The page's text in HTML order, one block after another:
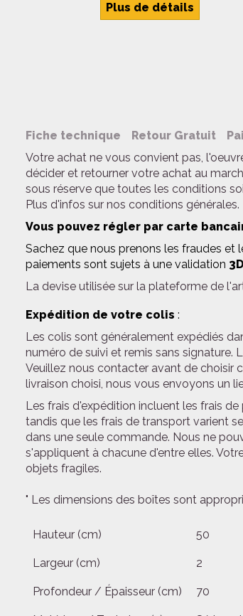
Plus de détails
Fiche technique Retour Gratuit
Votre achat ne vous convient pas,
décider et retourner votre achat au
sous réserve que toutes les conditions
Plus d'infos sur nos conditions générales.
Vous pouvez régler par carte
Sachez que nous prenons les fraudes et
paiements sont sujets à une validation
La devise utilisée sur la plateforme de
Expédition de votre colis :
Les colis sont généralement expédiés
numéro de suivi et remis sans signature.
Veuillez nous contacter avant de choisir
livraison choisi, nous vous envoyons un
Les frais d'expédition incluent les frais
tandis que les frais de transport varient
dans une seule commande. Nous ne
s'appliquent à chacune d'entre elles.
objets fragiles.
" Les dimensions des boîtes sont
Hauteur (cm) 50
Largeur (cm) 2
Profondeur / Épaisseur (cm) 70